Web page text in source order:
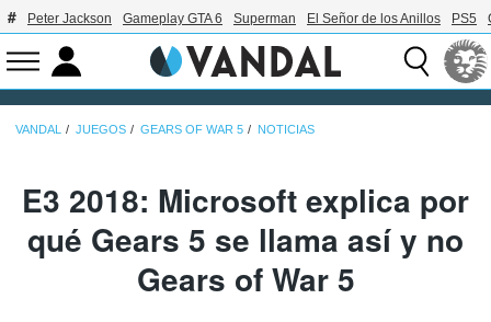
Peter Jackson Gameplay GTA 6 Superman El Señor de los Anillos PS5
VANDAL JUEGOS GEARS OF WAR 5 NOTICIAS
E3 2018: Microsoft explica por
qué Gears 5 se llama así y no
Gears of War 5